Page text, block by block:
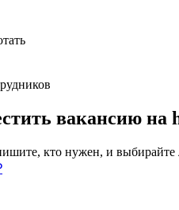
вакансию на
кто нужен, и